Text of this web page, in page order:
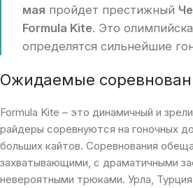
мая пройдет престижный
Formula Kite. Это
определятся сильнейшие
Ожидаемые
Formula Kite – это динамичный и
райдеры соревнуются на гоночных
больших кайтов. Соревнования
захватывающими, с драматичными
невероятными трюками. Урла,